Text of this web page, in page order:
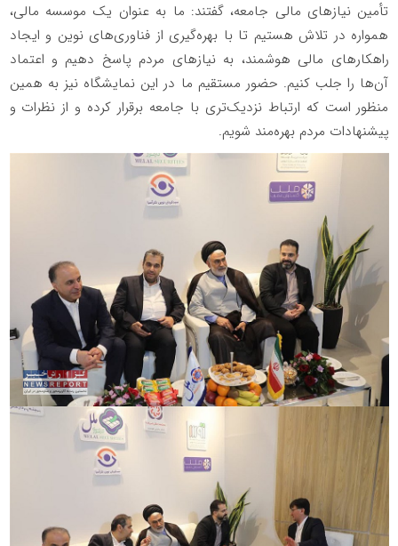
تأمین نیازهای مالی جامعه، گفتند: ما به عنوان یک موسسه مالی،
همواره در تلاش هستیم تا با بهره‌گیری از فناوری‌های نوین و ایجاد
راهکارهای مالی هوشمند، به نیازهای مردم پاسخ دهیم و اعتماد
آن‌ها را جلب کنیم. حضور مستقیم ما در این نمایشگاه نیز به همین
منظور است که ارتباط نزدیک‌تری با جامعه برقرار کرده و از نظرات و
پیشنهادات مردم بهره‌مند شویم.